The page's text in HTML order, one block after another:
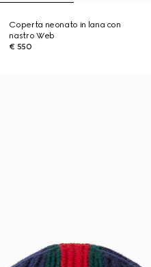
Coperta neonato in lana con
nastro Web
€ 550